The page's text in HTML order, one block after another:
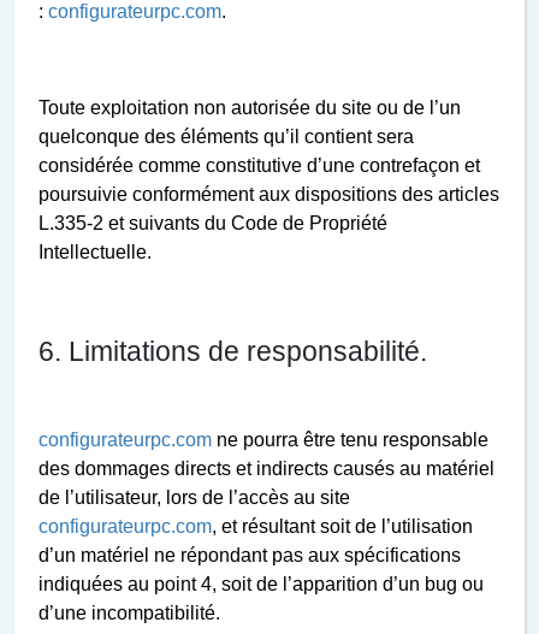
: configurateurpc.com.
Toute exploitation non autorisée du site ou de l’un
quelconque des éléments qu’il contient sera
considérée comme constitutive d’une contrefaçon et
poursuivie conformément aux dispositions des articles
L.335-2 et suivants du Code de Propriété
Intellectuelle.
6. Limitations de responsabilité.
configurateurpc.com ne pourra être tenu responsable
des dommages directs et indirects causés au matériel
de l’utilisateur, lors de l’accès au site
configurateurpc.com, et résultant soit de l’utilisation
d’un matériel ne répondant pas aux spécifications
indiquées au point 4, soit de l’apparition d’un bug ou
d’une incompatibilité.